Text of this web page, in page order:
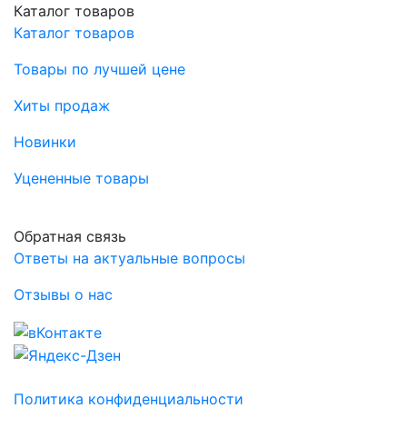
Каталог товаров
Каталог товаров
Товары по лучшей цене
Хиты продаж
Новинки
Уцененные товары
Обратная связь
Ответы на актуальные вопросы
Отзывы о нас
Политика конфиденциальности